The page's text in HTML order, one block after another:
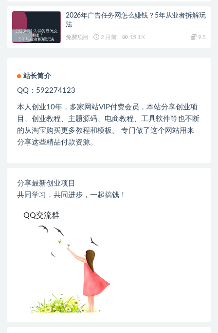
2026年广告任务网怎么赚钱？5年从业者拆解玩
法
免费项目 2 月前 15.1K 9.8
站长简介
QQ：592274123
本人创业10年，多家网站VIP付费会员，本站分享创业项
目、创业教程、主题源码、电商教程、工具软件等也不断
的从淘宝购买更多教程和模板。 专门做了这个网站用来
分享这些精品付款资源。
分享最新创业项目
共同学习，共同进步，一起搞钱！
QQ交流群